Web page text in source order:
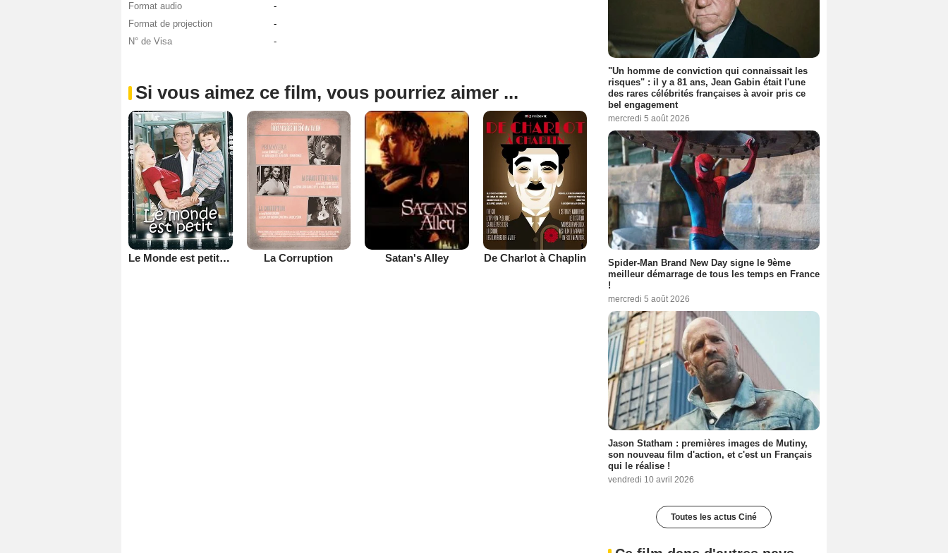
Format audio
-
Format de projection
-
N° de Visa
-
Si vous aimez ce film, vous pourriez aimer ...
Le Monde est petit (TV) La Corruption Satan's Alley De Charlot à Chaplin
"Un homme de conviction qui connaissait les
risques" : il y a 81 ans, Jean Gabin était l'une
des rares célébrités françaises à avoir pris ce
bel engagement
mercredi 5 août 2026
Spider-Man Brand New Day signe le 9ème
meilleur démarrage de tous les temps en France
!
mercredi 5 août 2026
Jason Statham : premières images de Mutiny,
son nouveau film d'action, et c'est un Français
qui le réalise !
vendredi 10 avril 2026
Toutes les actus Ciné